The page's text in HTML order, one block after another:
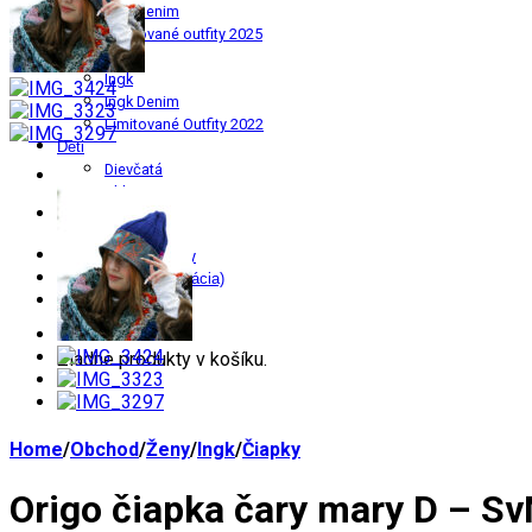
Ingk Denim
Limitované outfity 2025
Muži
Ingk
Ingk Denim
Limitované Outfity 2022
Deti
Dievčatá
Chlapci
Origo História
Darčekové poukážky
Prihlásenie (Registrácia)
Košík /0.00 €
0
Žiadne produkty v košíku.
Home/Obchod/Ženy/ Ingk/Čiapky
Origo čiapka čary mary D –